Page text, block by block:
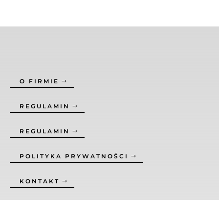
O FIRMIE
REGULAMIN
REGULAMIN
POLITYKA PRYWATNOŚCI
KONTAKT